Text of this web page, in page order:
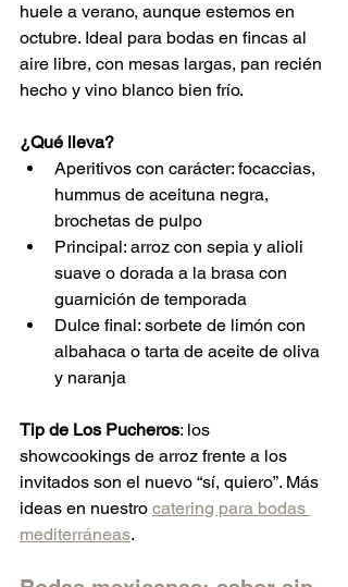
huele a verano, aunque estemos en
octubre. Ideal para bodas en fincas al
aire libre, con mesas largas, pan recién
hecho y vino blanco bien frío.
¿Qué lleva?
Aperitivos con carácter: focaccias,
hummus de aceituna negra,
brochetas de pulpo
Principal: arroz con sepia y alioli
suave o dorada a la brasa con
guarnición de temporada
Dulce final: sorbete de limón con
albahaca o tarta de aceite de oliva
y naranja
Tip de Los Pucheros: los
showcookings de arroz frente a los
invitados son el nuevo “sí, quiero”. Más
ideas en nuestro catering para bodas
mediterráneas.